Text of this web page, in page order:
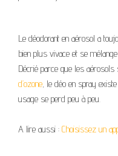
Le déodorant en aérosol a
bien plus vivace et se
Décrié parce que les
d’ozone, le déo en spray
usage se perd peu à peu.
A lire aussi : Choisissez un